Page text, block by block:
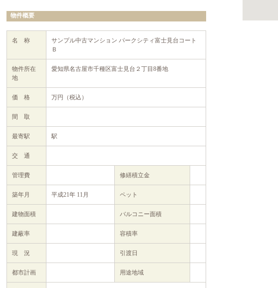
物件概要
名 称
サンプル中古マンション パークシティ富士見台コート
Ｂ
物件所在
地
愛知県名古屋市千種区富士見台２丁目8番地
価 格 万円（税込）
間 取
最寄駅 駅
交 通
管理費 修繕積立金
築年月 平成21年 11月 ペット
建物面積 バルコニー面積
建蔽率 容積率
現 況 引渡日
都市計画 用途地域